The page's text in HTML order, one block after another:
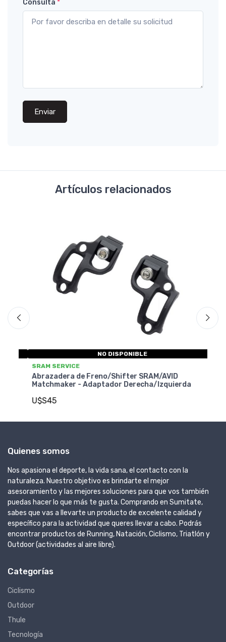
Consulta *
Enviar
Artículos relacionados
NO DISPONIBLE
SRAM SERVICE
Abrazadera de Freno/Shifter SRAM/AVID
Matchmaker - Adaptador Derecha/Izquierda
U$S45
Quienes somos
Nos apasiona el deporte, la vida sana, el contacto con la
naturaleza. Nuestro objetivo es brindarte el mejor
asesoramiento y las mejores soluciones para que vos también
puedas hacer lo que más te gusta. Comprando en Sumitate,
sabes que vas a llevarte un producto de excelente calidad y
específico para la actividad que queres llevar a cabo. Podrás
encontrar productos de Running, Natación, Ciclismo, Triatlón y
Outdoor (actividades al aire libre).
Categorías
Ciclismo
Outdoor
Thule
Tecnología